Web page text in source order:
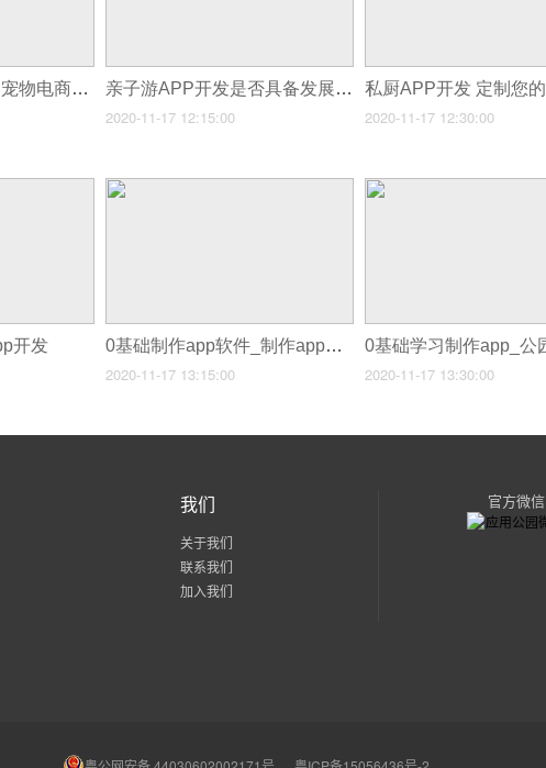
福州深圳App开发：宠物电商用户群体分析 亲子游APP开发是否具备发展前景
2020-11-17 12:15:00 2020-11-17 12:30:00
开发 0基础制作app软件_制作app软件
2020-11-17 13:15:00 2020-11-17 13:30:00
我们
关于我们
联系我们
加入我们
官方微信